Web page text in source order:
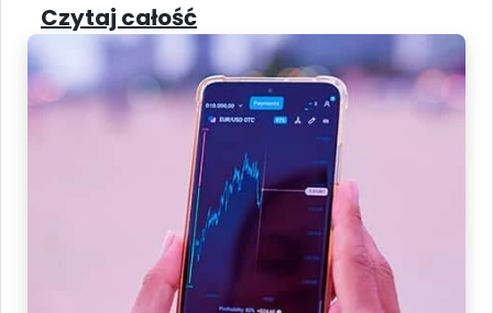
Czytaj całość